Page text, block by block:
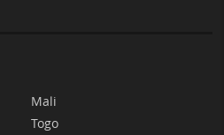
Mali
Togo